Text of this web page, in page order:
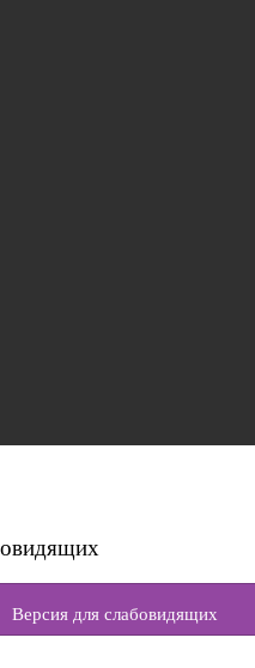
Версия для слабовидящих